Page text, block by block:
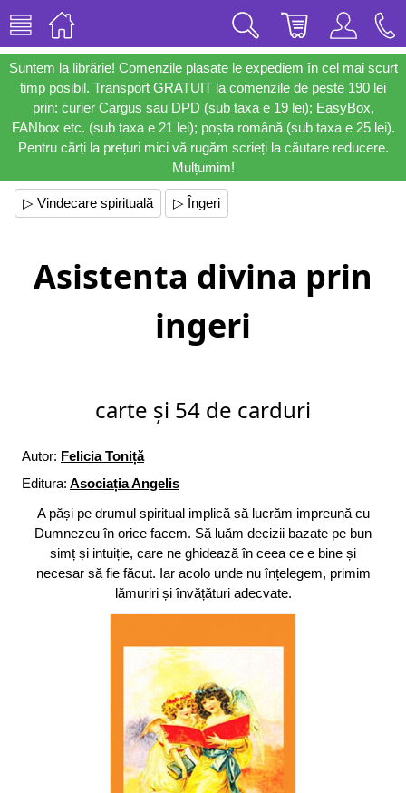
Suntem la librărie! Comenzile plasate le expediem în cel mai scurt
timp posibil. Transport GRATUIT la comenzile de peste 190 lei
prin: curier Cargus sau DPD (sub taxa e 19 lei); EasyBox,
FANbox etc. (sub taxa e 21 lei); poșta română (sub taxa e 25 lei).
Pentru cărți la prețuri mici vă rugăm scrieți la căutare reducere.
Mulțumim!
▷ Vindecare spirituală ▷ Îngeri
Asistenta divina prin
ingeri
carte și 54 de carduri
Autor: Felicia Toniță
Editura: Asociația Angelis
A păși pe drumul spiritual implică să lucrăm impreună cu
Dumnezeu în orice facem. Să luăm decizii bazate pe bun
simț și intuiție, care ne ghidează în ceea ce e bine și
necesar să fie făcut. Iar acolo unde nu înțelegem, primim
lămuriri și învățături adecvate.